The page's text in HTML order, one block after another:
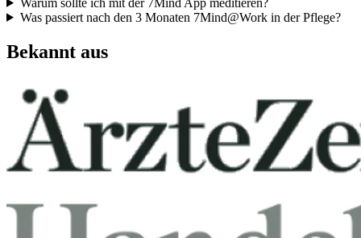
Was passiert nach den 3 Monaten 7Mind@Work in der Pflege?
Bekannt aus